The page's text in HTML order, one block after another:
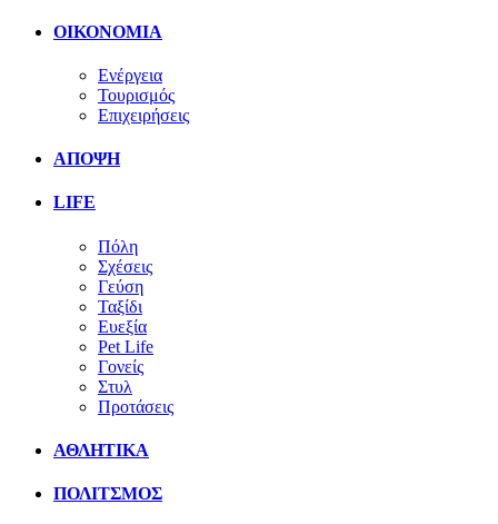
ΟΙΚΟΝΟΜΙΑ
Ενέργεια
Τουρισμός
Επιχειρήσεις
ΑΠΟΨΗ
LIFE
Πόλη
Σχέσεις
Γεύση
Ταξίδι
Ευεξία
Pet Life
Γονείς
Στυλ
Προτάσεις
ΑΘΛΗΤΙΚΑ
ΠΟΛΙΤΣΜΟΣ